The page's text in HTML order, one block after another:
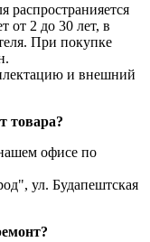
распространияется
от 2 до 30 лет, в
При покупке
и внешний
товара?
офисе по
ул. Будапештская